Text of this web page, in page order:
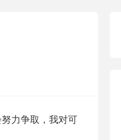
力争取，我对可